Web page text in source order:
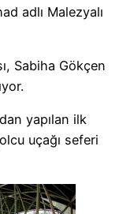
adlı Malezyalı
Sabiha Gökçen
yapılan ilk
uçağı seferi